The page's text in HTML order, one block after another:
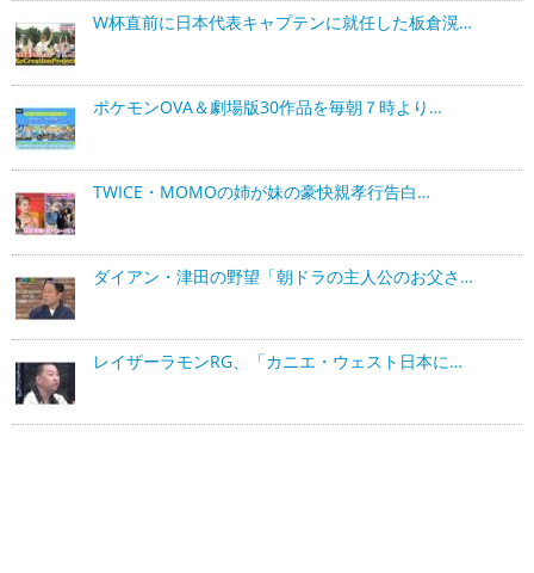
W杯直前に日本代表キャプテンに就任した板倉滉…
ポケモンOVA＆劇場版30作品を毎朝７時より…
TWICE・MOMOの姉が妹の豪快親孝行告白…
ダイアン・津田の野望「朝ドラの主人公のお父さ…
レイザーラモンRG、「カニエ・ウェスト日本に…